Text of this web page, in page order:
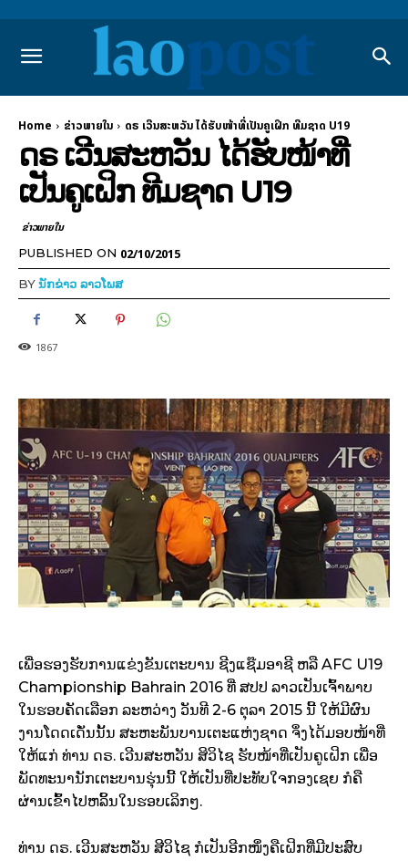
Home ຂ່າວພາຍ​ໃນ ດຣ ເວີນສະຫວັນ ໄດ້ຮັບໜ້າທີ່ເປັນຄູເຝິກ ທີມຊາດ U19
ດຣ ເວີນສະຫວັນ ໄດ້ຮັບໜ້າທີ່
ເປັນຄູເຝິກ ທີມຊາດ U19
ຂ່າວພາຍ​ໃນ
PUBLISHED ON 02/10/2015
BYນັກຂ່າວ ລາວໂພສ
1867
ເພື່ອ​ຮອງ​ຮັບ​ການ​​ແຂ່ງຂັນ​ເຕະບານ ຊີງ​ແຊ໊ມອາຊີ ຫລື AFC U19
Championship Bahrain 2016 ທີ່ ສປປ ລາວ​ເປັນ​ເຈົ້າພາບ ​
ໃນ​ຮອບ​ຄັດ​ເລືອກ ​ລະຫວ່າງ ວັນ​ທີ 2-6 ຕຸລາ 2015 ນີ້ ​ໃຫ້​ມີ​ຜົນ
ງານ​ໂດດ​ເດັ່ນ​ນັ້ນ ສະຫະພັນ​ບາ​ນ​ເຕະ​ແຫ່ງ​ຊາດ ​ຈຶ່ງ​ໄດ້​ມອບ​ໜ້າ​ທີ່​
ໃຫ້​ແກ່ ທ່ານ ດຣ. ​ເວີນສະຫວັນ ສິວິ​ໄຊ ຮັບ​ໜ້າ​ທີ່​ເປັນ​ຄູ​ເຝິກ ​ເພື່ອ​
ພັດ​ທະນາ​ນັກ​ເຕະບາ​ນຮຸ່ນ​ນີ້ ​ໃຫ້​ເປັນ​ທີ່​ປະ​ທັບ​ໃຈ​ກອງ​ເຊຍ ກໍ​ຄື
ຜ່ານ​ເຂົ້າ​ໄປ​ຫລິ້ນ​ໃນ​ຮອບ​​ເລິກໆ.
ທ່ານ ດຣ. ​ເວີນ​ສະຫວັນ ສີ​ວິ​ໄຊ ​ກໍ​​ເປັນ​ອີກ​ໜຶ່ງ​ຄື​ເຝິກ​ທີ່​ມີ​ປະສົບ​